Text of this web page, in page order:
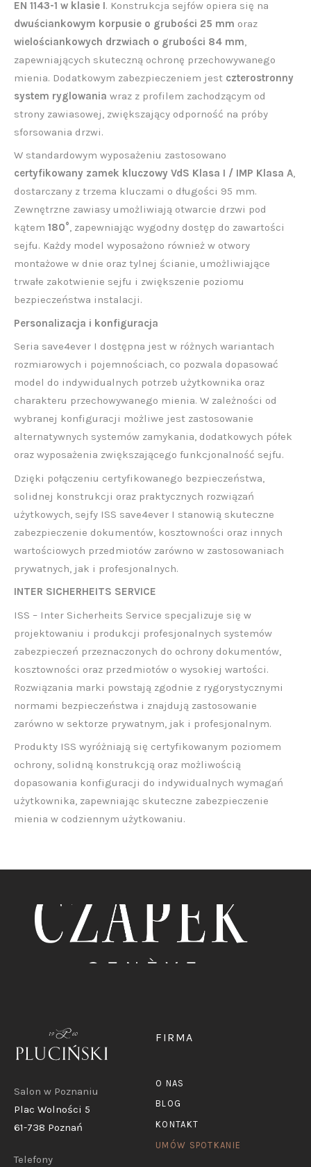
EN 1143-1 w klasie I. Konstrukcja sejfów opiera się na
dwuściankowym korpusie o grubości 25 mm oraz
wielościankowych drzwiach o grubości 84 mm,
zapewniających skuteczną ochronę przechowywanego
mienia. Dodatkowym zabezpieczeniem jest czterostronny
system ryglowania wraz z profilem zachodzącym od
strony zawiasowej, zwiększający odporność na próby
sforsowania drzwi.
W standardowym wyposażeniu zastosowano
certyfikowany zamek kluczowy VdS Klasa I / IMP Klasa A,
dostarczany z trzema kluczami o długości 95 mm.
Zewnętrzne zawiasy umożliwiają otwarcie drzwi pod
kątem 180°, zapewniając wygodny dostęp do zawartości
sejfu. Każdy model wyposażono również w otwory
montażowe w dnie oraz tylnej ścianie, umożliwiające
trwałe zakotwienie sejfu i zwiększenie poziomu
bezpieczeństwa instalacji.
Personalizacja i konfiguracja
Seria save4ever I dostępna jest w różnych wariantach
rozmiarowych i pojemnościach, co pozwala dopasować
model do indywidualnych potrzeb użytkownika oraz
charakteru przechowywanego mienia. W zależności od
wybranej konfiguracji możliwe jest zastosowanie
alternatywnych systemów zamykania, dodatkowych półek
oraz wyposażenia zwiększającego funkcjonalność sejfu.
Dzięki połączeniu certyfikowanego bezpieczeństwa,
solidnej konstrukcji oraz praktycznych rozwiązań
użytkowych, sejfy ISS save4ever I stanowią skuteczne
zabezpieczenie dokumentów, kosztowności oraz innych
wartościowych przedmiotów zarówno w zastosowaniach
prywatnych, jak i profesjonalnych.
INTER SICHERHEITS SERVICE
ISS – Inter Sicherheits Service specjalizuje się w
projektowaniu i produkcji profesjonalnych systemów
zabezpieczeń przeznaczonych do ochrony dokumentów,
kosztowności oraz przedmiotów o wysokiej wartości.
Rozwiązania marki powstają zgodnie z rygorystycznymi
normami bezpieczeństwa i znajdują zastosowanie
zarówno w sektorze prywatnym, jak i profesjonalnym.
Produkty ISS wyróżniają się certyfikowanym poziomem
ochrony, solidną konstrukcją oraz możliwością
dopasowania konfiguracji do indywidualnych wymagań
użytkownika, zapewniając skuteczne zabezpieczenie
mienia w codziennym użytkowaniu.
Salon w Poznaniu
Plac Wolności 5
61-738 Poznań
Telefony
FIRMA
O NAS
BLOG
KONTAKT
UMÓW SPOTKANIE